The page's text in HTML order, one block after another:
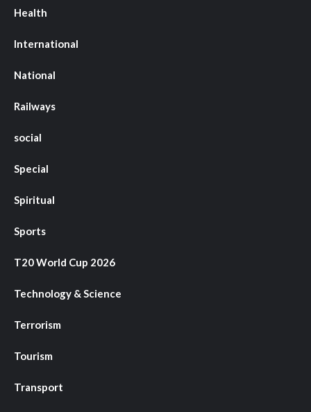
Health
International
National
Railways
social
Special
Spiritual
Sports
T20 World Cup 2026
Technology & Science
Terrorism
Tourism
Transport